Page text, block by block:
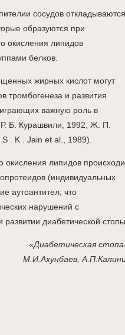
сосудов откладываются
образуются при
окисления липидов
белков.
жирных кислот могут
тромбогенеза и развития
важную роль в
Б. Курашвили, 1992; Ж. П.
. K . Jain et al., 1989).
окисления липидов
(индивидуальных
аутоантител, что
нарушений с
диабетической
«Диабетическая
М.И.Ахунбаев,